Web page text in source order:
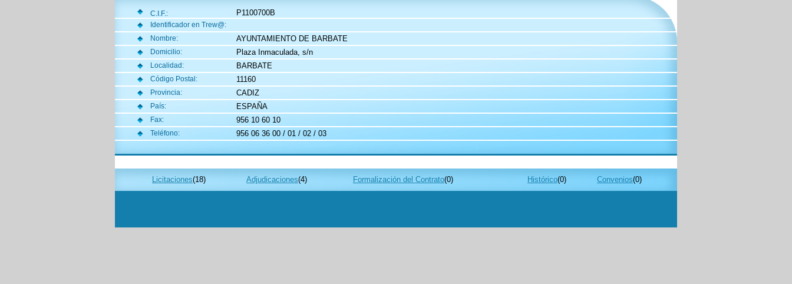
C.I.F.: P1100700B
Identificador en Trew@:
Nombre:
AYUNTAMIENTO DE BARBATE
Domicilio: Plaza Inmaculada, s/n
Localidad: BARBATE
Código Postal: 11160
Provincia: CADIZ
País: ESPAÑA
Fax: 956 10 60 10
Teléfono: 956 06 36 00 / 01 / 02 / 03
Licitaciones(18) Adjudicaciones(4) Formalización del Contrato(0) Histórico(0) Convenios(0)